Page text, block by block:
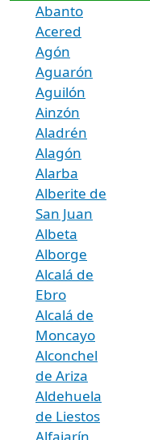
Abanto
Acered
Agón
Aguarón
Aguilón
Ainzón
Aladrén
Alagón
Alarba
Alberite de
San Juan
Albeta
Alborge
Alcalá de
Ebro
Alcalá de
Moncayo
Alconchel
de Ariza
Aldehuela
de Liestos
Alfajarín